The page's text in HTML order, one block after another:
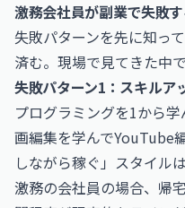
激務会社員が副業で失敗
失敗パターンを先に知っ
済む。現場で見てきた中
失敗パターン1：スキルア
プログラミングを1から
画編集を学んでYouTube
しながら稼ぐ」スタイル
激務の会社員の場合、帰